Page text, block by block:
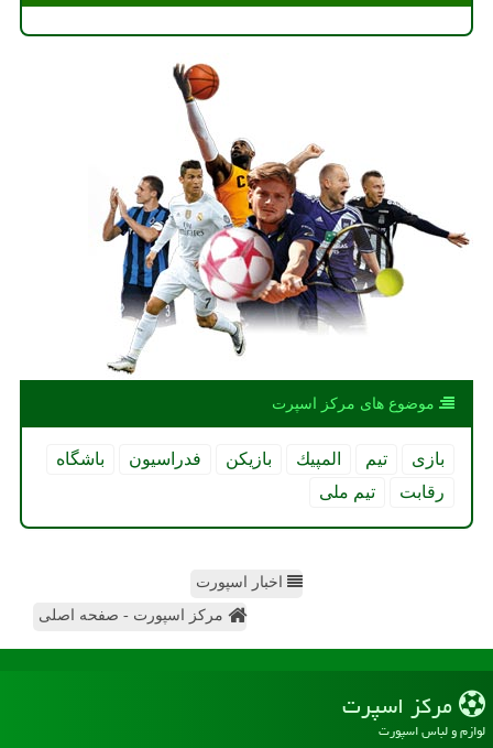
موضوع های مركز اسپرت
بازی تیم المپیك بازیكن فدراسیون
باشگاه
رقابت
تیم ملی
اخبار اسپورت
مرکز اسپورت - صفحه اصلی
مركز اسپرت
لوازم و لباس اسپورت